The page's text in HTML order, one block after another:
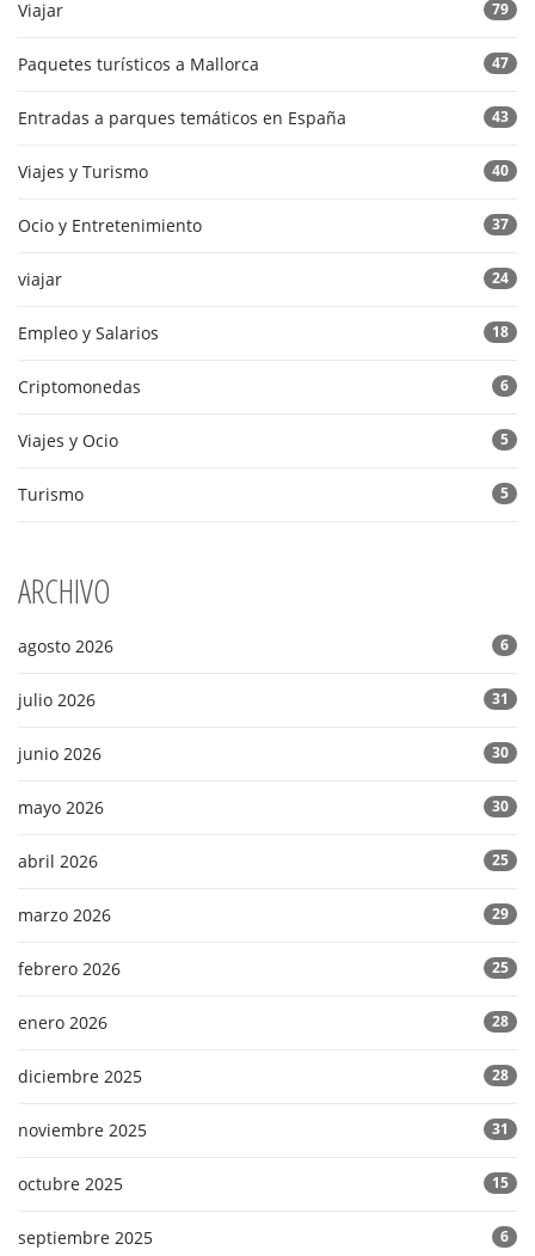
Viajar 79
Paquetes turísticos a Mallorca 47
Entradas a parques temáticos en España 43
Viajes y Turismo 40
Ocio y Entretenimiento 37
viajar 24
Empleo y Salarios 18
Criptomonedas 6
Viajes y Ocio 5
Turismo 5
ARCHIVO
agosto 2026 6
julio 2026 31
junio 2026 30
mayo 2026 30
abril 2026 25
marzo 2026 29
febrero 2026 25
enero 2026 28
diciembre 2025 28
noviembre 2025 31
octubre 2025 15
septiembre 2025 6